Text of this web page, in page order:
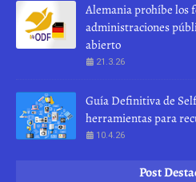
Alemania prohíbe los
administraciones
abierto
21.3.26
Guía Definitiva de
herramientas para
10.4.26
Post